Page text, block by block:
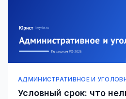
АДМИНИСТРАТИВНОЕ И
Условный срок: что